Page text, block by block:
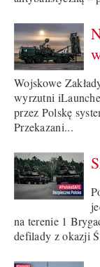
Wojskowe
wyrzutni
przez Polskę
Przekazani...
na terenie 1
defilady z okazji